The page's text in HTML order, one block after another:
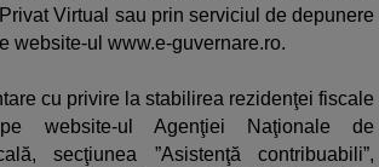
Virtual sau prin serviciul de depunere
website-ul www.e-guvernare.ro.
cu privire la stabilirea rezidenţei fiscale
website-ul Agenţiei Naţionale de
secţiunea ”Asistenţă contribuabili”,